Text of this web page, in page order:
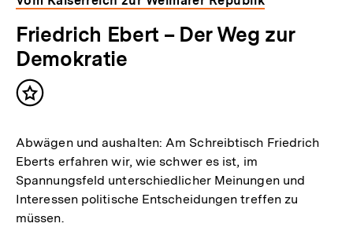
Friedrich Ebert – Der Weg zur
Demokratie
Inhalt
Abwägen und aushalten: Am Schreibtisch Friedrich
Eberts erfahren wir, wie schwer es ist, im
Spannungsfeld unterschiedlicher Meinungen und
Interessen politische Entscheidungen treffen zu
müssen.